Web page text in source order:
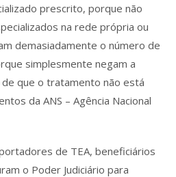
prescrito, porque não
na rede própria ou
demasiadamente o número de
simplesmente negam a
que o tratamento não está
da ANS – Agência Nacional
de TEA, beneficiários
o Poder Judiciário para